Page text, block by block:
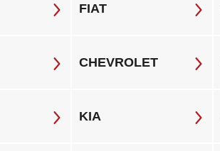
FIAT
CHEVROLET
KIA